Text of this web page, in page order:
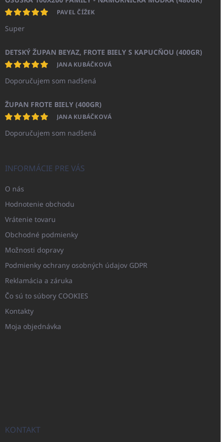
PAVEL ČÍŽEK
Super
DETSKÝ ŽUPAN BEYAZ, FROTE BIELY S KAPUCŇOU (400GR)
JANA KUBÁČKOVÁ
Doporučujem som nadšená
ŽUPAN FROTE BIELY (400GR)
JANA KUBÁČKOVÁ
Doporučujem som nadšená
INFORMÁCIE PRE VÁS
O nás
Hodnotenie obchodu
Vrátenie tovaru
Obchodné podmienky
Možnosti dopravy
Podmienky ochrany osobných údajov GDPR
Reklamácia a záruka
Čo sú to súbory COOKIES
Kontakty
Moja objednávka
KONTAKT